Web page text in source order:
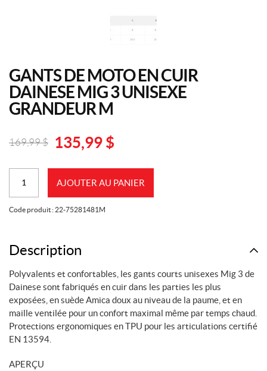
GANTS DE MOTO EN CUIR
DAINESE MIG 3 UNISEXE
GRANDEUR M
169,99$
Original
price
was:
169,99
$.
135,99 $
Current
price
is:
135,99
$.
en
Dainese
MIG
3
UNISEXE
grandeur
AJOUTER AU PANIER
Code produit : 22-75281481M
Description
Polyvalents et confortables, les gants courts unisexes Mig 3 de
Dainese sont fabriqués en cuir dans les parties les plus
exposées, en suède Amica doux au niveau de la paume, et en
maille ventilée pour un confort maximal même par temps chaud.
Protections ergonomiques en TPU pour les articulations certifié
EN 13594.
APERÇU